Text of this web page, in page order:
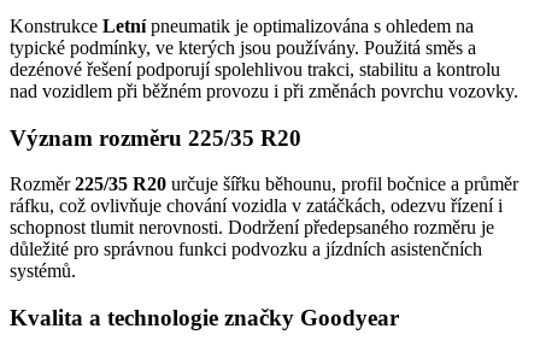
Konstrukce Letnípneumatik je optimalizována s ohledem na
typické podmínky, ve kterých jsou používány. Použitá směs a
dezénové řešení podporují spolehlivou trakci, stabilitu a kontrolu
nad vozidlem při běžném provozu i při změnách povrchu vozovky.
Význam rozměru 225/35 R20
Rozměr225/35 R20 určuje šířku běhounu, profil bočnice a průměr
ráfku, což ovlivňuje chování vozidla v zatáčkách, odezvu řízení i
schopnost tlumit nerovnosti. Dodržení předepsaného rozměru je
důležité pro správnou funkci podvozku a jízdních asistenčních
systémů.
Kvalita a technologie značky Goodyear